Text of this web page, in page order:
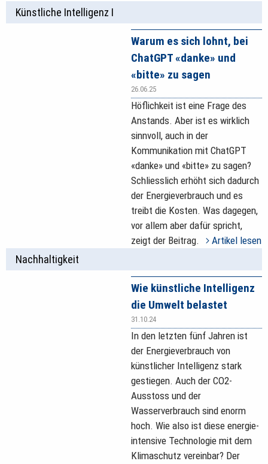
Künstliche Intelligenz I
Warum es sich lohnt, bei
ChatGPT «danke» und
«bitte» zu sagen
26.06.25
Höflichkeit ist eine Frage des
Anstands. Aber ist es wirklich
sinnvoll, auch in der
Kommunikation mit ChatGPT
«danke» und «bitte» zu sagen?
Schliesslich erhöht sich dadurch
der Energieverbrauch und es
treibt die Kosten. Was dagegen,
vor allem aber dafür spricht,
zeigt der Beitrag.
Artikel lesen
Nachhaltigkeit
Wie künstliche Intelligenz
die Umwelt belastet
31.10.24
In den letzten fünf Jahren ist
der Energieverbrauch von
künstlicher Intelligenz stark
gestiegen. Auch der CO2-
Ausstoss und der
Wasserverbrauch sind enorm
hoch. Wie also ist diese energie­
intensive Technologie mit dem
Klimaschutz vereinbar? Der